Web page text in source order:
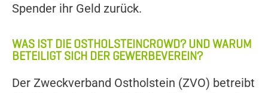
Spender ihr Geld zurück.
WAS IST DIE OSTHOLSTEINCROWD? UND WARUM
BETEILIGT SICH DER GEWERBEVEREIN?
Der Zweckverband Ostholstein (ZVO) betreibt